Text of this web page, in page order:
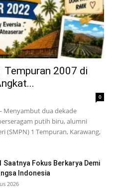
Tempuran 2007 di
0
Menyambut dua dekade
putih biru, alumni
(SMPN) 1 Tempuran, Karawang,
Saatnya Fokus Berkarya Demi
Indonesia
2026